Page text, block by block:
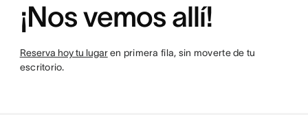
¡Nos vemos allí!
Reserva hoy tu lugaren primera fila, sin moverte de tu
escritorio.